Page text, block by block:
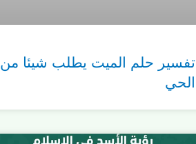
تفسير حلم الميت يطلب شيئا من
الحي